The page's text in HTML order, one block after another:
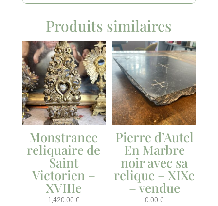
Produits similaires
Monstrance
reliquaire de
Saint
Victorien –
XVIIIe
1,420.00€
Pierre d’Autel
En Marbre
noir avec sa
relique – XIXe
– vendue
0.00€